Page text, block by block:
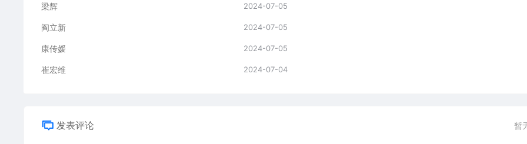
梁辉 2024-07-05
阎立新 2024-07-05
康传媛 2024-07-05
崔宏维 2024-07-04
发表评论 暂